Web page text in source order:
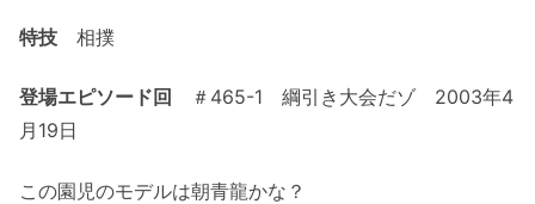
特技 相撲
登場エピソード回
＃465-1 綱引き大会だゾ 2003年4
月19日
この園児のモデルは朝青龍かな？